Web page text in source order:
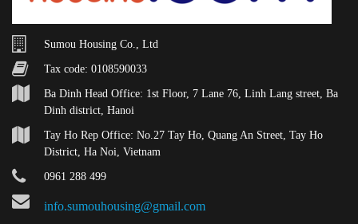
Sumou Housing Co., Ltd
Tax code: 0108590033
Ba Dinh Head Office: 1st Floor, 7 Lane 76, Linh Lang street, Ba
Dinh district, Hanoi
Tay Ho Rep Office: No.27 Tay Ho, Quang An Street, Tay Ho
District, Ha Noi, Vietnam
0961 288 499
info.sumouhousing@gmail.com